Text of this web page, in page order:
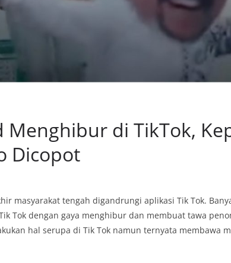
Menghibur di TikTok,
Dicopot
masyarakat tengah digandrungi aplikasi Tik Tok.
Tok dengan gaya menghibur dan membuat tawa
hal serupa di Tik Tok namun ternyata membawa